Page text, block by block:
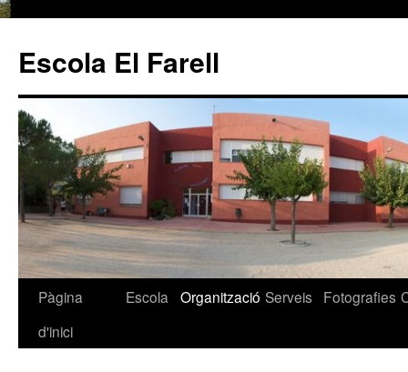
Escola El Farell
Vés
Pàgina
d'inici
Escola Organització Serveis Fotografies